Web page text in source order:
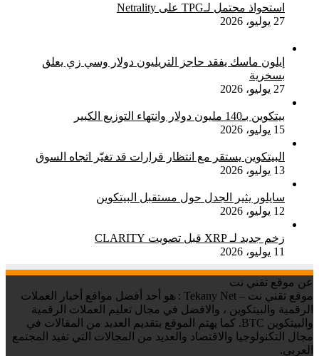
استحواذ محتمل لـTPG على Netrality
27 يوليو، 2026
إيلون ماسك يفقد حاجز التريليون دولار وسي زي يعلق
بسخرية
27 يوليو، 2026
بيتكوين بـ140 مليون دولار وانتهاء التوزيع الكبير
15 يوليو، 2026
البيتكوين يستقر مع انتظار قرارات قد تغيّر اتجاه السوق
13 يوليو، 2026
سايلور يثير الجدل حول مستقبل البيتكوين
12 يوليو، 2026
زخم جديد لـ XRP قبل تصويت CLARITY
11 يوليو، 2026
عن موقع تقني نت
موقع تقني نت – Tekany Net : هو أحد أفضل مواقع أخبار العملات
الرقمية والبيتكوين ، والافضل في مجال تعليم العملات الرقمية
والبيتكوين BTC. كما يهتم الموقع بتقديم العديد من المقالات في
مجال التكنولوجيا والاقتصاد والعديد من المجالات التي تفيد المجتمع
العربي.